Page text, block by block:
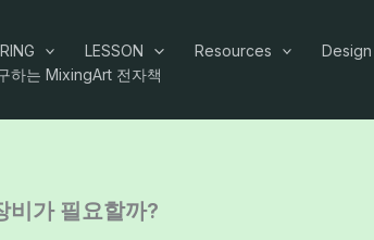
LESSON Resources Design
하는 MixingArt 전자책
비가 필요할까?